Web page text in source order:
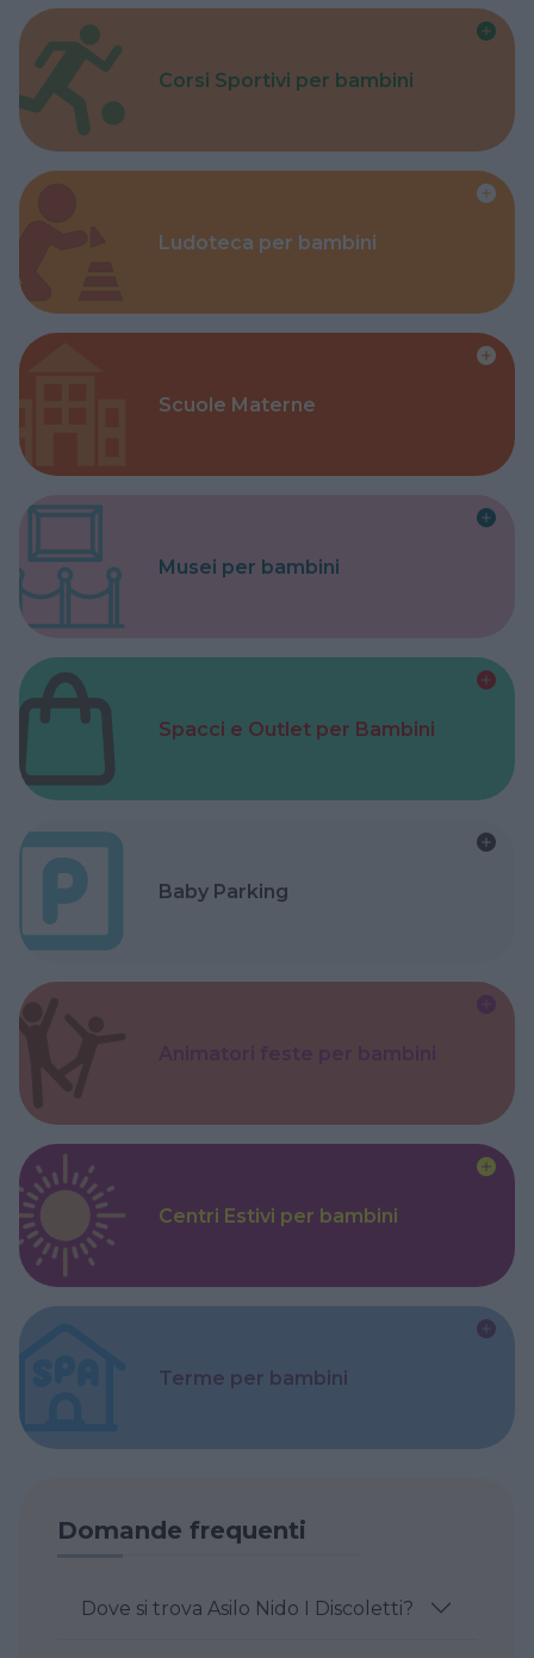
Corsi Sportivi per bambini
Ludoteca per bambini
Scuole Materne
Musei per bambini
Spacci e Outlet per Bambini
Baby Parking
Centri Estivi per bambini
Terme per bambini
Domande frequenti
Dove si trova Asilo Nido I Discoletti?